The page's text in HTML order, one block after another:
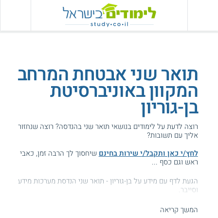
תואר שני אבטחת המרחב
המקוון באוניברסיטת
בן-גוריון
רוצה לדעת על לימודים בנושאי תואר שני בהנדסה? רוצה שנחזור
אליך עם תשובות?
לחץ/י כאן ותקבל/י שירות בחינם שיחסוך לך הרבה זמן, כאבי
ראש וגם כסף ...
הגעת לדף עם מידע על בן-גוריון - תואר שני הנדסת מערכות מידע
וסייבר.
המידע באתר הועיל ל87% מהגולשים.המשך קריאה